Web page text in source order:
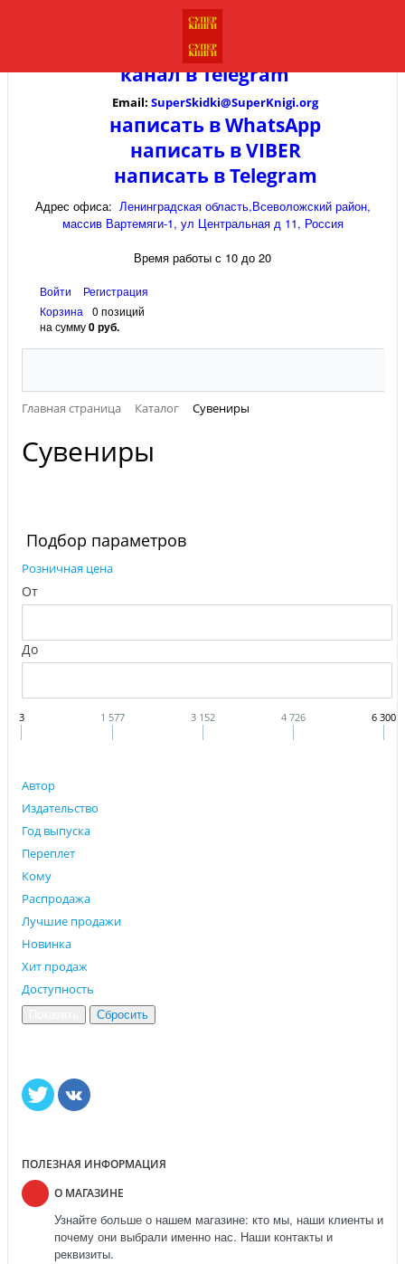
канал вTelegram
Email: SuperSkidki@SuperKnigi.org
написать в WhatsApp
написать в VIBER
написать в Telegram
Адрес офиса: Ленинградская область,Всеволожский район,
массив Вартемяги-1, ул Центральная д 11, Россия
Время работы с 10 до 20
Войти
Регистрация
Корзина
0 позиций
на сумму0 руб.
Главная страница Каталог Сувениры
Сувениры
Подбор параметров
Розничная цена
От
До
3 1 577 3 152 4 726 6 300
Автор
Издательство
Год выпуска
Переплет
Кому
Распродажа
Лучшие продажи
Новинка
Хит продаж
Доступность
ПОЛЕЗНАЯ ИНФОРМАЦИЯ
О МАГАЗИНЕ
Узнайте больше о нашем магазине: кто мы, наши клиенты и
почему они выбрали именно нас. Наши контакты и
реквизиты.